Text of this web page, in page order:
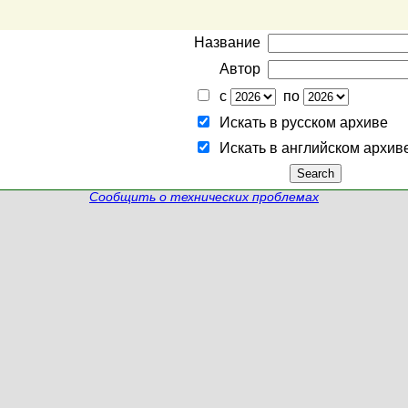
Название
Автор
с
по
Искать в русском архиве
Искать в английском
Сообщить о технических проблемах